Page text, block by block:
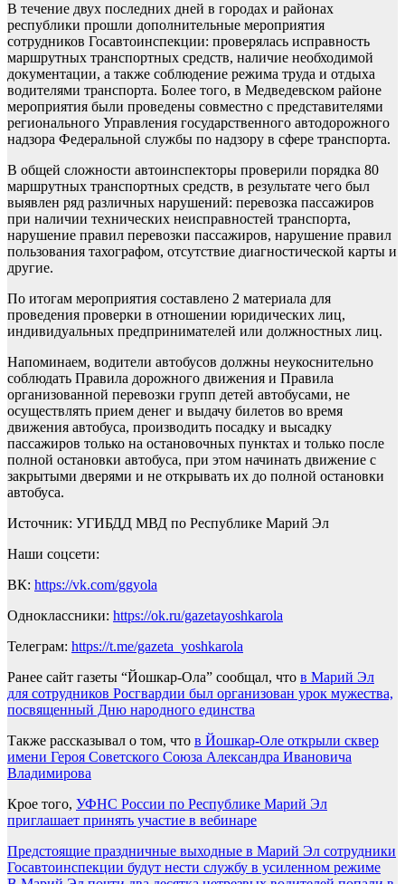
В течение двух последних дней в городах и районах
республики прошли дополнительные мероприятия
сотрудников Госавтоинспекции: проверялась исправность
маршрутных транспортных средств, наличие необходимой
документации, а также соблюдение режима труда и отдыха
водителями транспорта. Более того, в Медведевском районе
мероприятия были проведены совместно с представителями
регионального Управления государственного автодорожного
надзора Федеральной службы по надзору в сфере транспорта.
В общей сложности автоинспекторы проверили порядка 80
маршрутных транспортных средств, в результате чего был
выявлен ряд различных нарушений: перевозка пассажиров
при наличии технических неисправностей транспорта,
нарушение правил перевозки пассажиров, нарушение правил
пользования тахографом, отсутствие диагностической карты и
другие.
По итогам мероприятия составлено 2 материала для
проведения проверки в отношении юридических лиц,
индивидуальных предпринимателей или должностных лиц.
Напоминаем, водители автобусов должны неукоснительно
соблюдать Правила дорожного движения и Правила
организованной перевозки групп детей автобусами, не
осуществлять прием денег и выдачу билетов во время
движения автобуса, производить посадку и высадку
пассажиров только на остановочных пунктах и только после
полной остановки автобуса, при этом начинать движение с
закрытыми дверями и не открывать их до полной остановки
автобуса.
Источник: УГИБДД МВД по Республике Марий Эл
Наши соцсети:
ВК: https://vk.com/ggyola
Одноклассники: https://ok.ru/gazetayoshkarola
Телеграм: https://t.me/gazeta_yoshkarola
Ранее сайт газеты “Йошкар-Ола” сообщал, что в Марий Эл
для сотрудников Росгвардии был организован урок мужества,
посвященный Дню народного единства
Также рассказывал о том, что в Йошкар-Оле открыли сквер
имени Героя Советского Союза Александра Ивановича
Владимирова
Крое того, УФНС России по Республике Марий Эл
приглашает принять участие в вебинаре
Навигация
по
Предстоящие праздничные выходные в Марий Эл сотрудники
Госавтоинспекции будут нести службу в усиленном режиме